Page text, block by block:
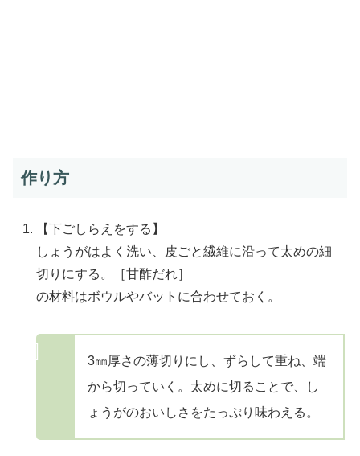
作り方
【下ごしらえをする】
しょうがはよく洗い、皮ごと繊維に沿って太めの細
切りにする。［甘酢だれ］
の材料はボウルやバットに合わせておく。
3㎜厚さの薄切りにし、ずらして重ね、端
から切っていく。太めに切ることで、し
ょうがのおいしさをたっぷり味わえる。